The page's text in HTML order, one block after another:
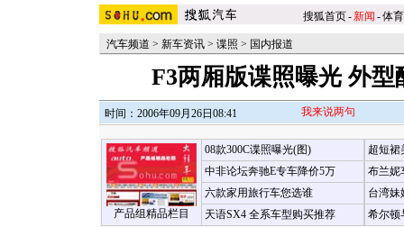
搜狐首页-新闻 -体育
汽车频道 > 新车资讯 > 谍照 > 国内报道
F3两厢版谍照曝光 外
时间：2006年09月26日08:41 我来说两句
产品组精品栏目
08款300C谍照曝光(图)
中非论坛奔驰E专车降价5万
六款家用旅行车您选谁
天语SX4 全系车型购买推荐
超短裙
布兰妮
台湾妹
希尔顿